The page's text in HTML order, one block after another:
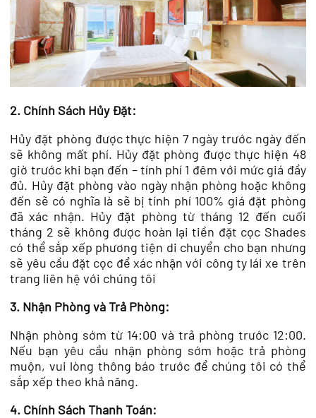
2. Chính Sách Hủy Đặt:
Hủy đặt phòng được thực hiện 7 ngày trước ngày đến
sẽ không mất phí. Hủy đặt phòng được thực hiện 48
giờ trước khi bạn đến – tính phí 1 đêm với mức giá đầy
đủ. Hủy đặt phòng vào ngày nhận phòng hoặc không
đến sẽ có nghĩa là sẽ bị tính phí 100% giá đặt phòng
đã xác nhận. Hủy đặt phòng từ tháng 12 đến cuối
tháng 2 sẽ không được hoàn lại tiền đặt cọc Shades
có thể sắp xếp phương tiện di chuyển cho bạn nhưng
sẽ yêu cầu đặt cọc để xác nhận với công ty lái xe trên
trang liên hệ với chúng tôi
3. Nhận Phòng và Trả Phòng:
Nhận phòng sớm từ 14:00 và trả phòng trước 12:00.
Nếu bạn yêu cầu nhận phòng sớm hoặc trả phòng
muộn, vui lòng thông báo trước để chúng tôi có thể
sắp xếp theo khả năng.
4. Chính Sách Thanh Toán: